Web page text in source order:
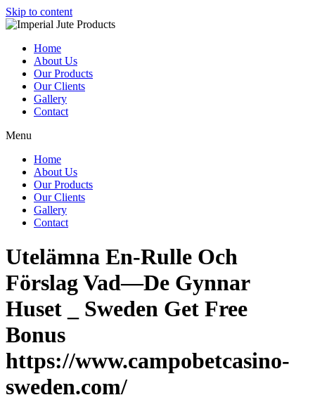
Skip to content
Home
About Us
Our Products
Our Clients
Gallery
Contact
Menu
Home
About Us
Our Products
Our Clients
Gallery
Contact
Utelämna En-Rulle Och
Förslag Vad—De Gynnar
Huset _ Sweden Get Free
Bonus
https://www.campobetcasino-
sweden.com/